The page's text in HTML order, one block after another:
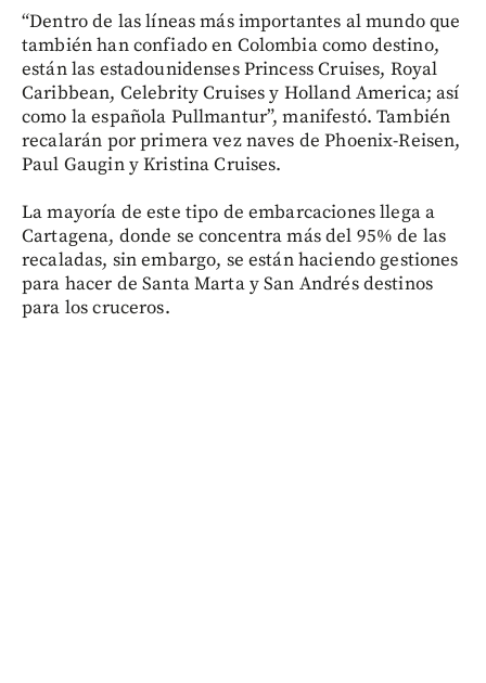
“Dentro de las líneas más importantes al mundo que
también han confiado en Colombia como destino,
están las estadounidenses Princess Cruises, Royal
Caribbean, Celebrity Cruises y Holland America; así
como la española Pullmantur”, manifestó. También
recalarán por primera vez naves de Phoenix-Reisen,
Paul Gaugin y Kristina Cruises.
La mayoría de este tipo de embarcaciones llega a
Cartagena, donde se concentra más del 95% de las
recaladas, sin embargo, se están haciendo gestiones
para hacer de Santa Marta y San Andrés destinos
para los cruceros.